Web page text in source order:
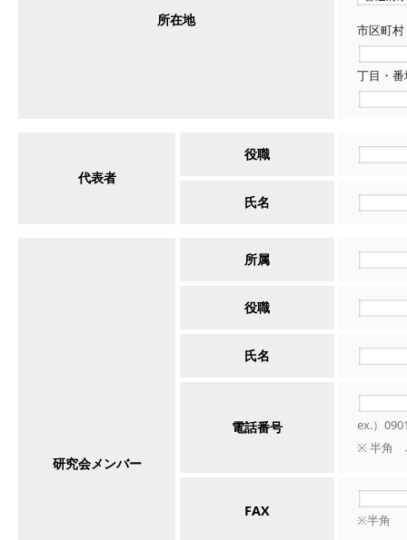
所在地
市区町村
丁目・
代表者
役職
氏名
研究会メンバー
所属
役職
氏名
電話番号
ex.）
※ 半角
FAX
※半角